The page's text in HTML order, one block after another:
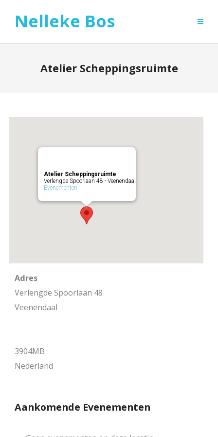
Nelleke Bos
Atelier Scheppingsruimte
Atelier Scheppingsruimte
Verlengde Spoorlaan 48 - Veenendaal
Evenementen
Adres
Verlengde Spoorlaan 48
Veenendaal
3904MB
Nederland
Aankomende Evenementen